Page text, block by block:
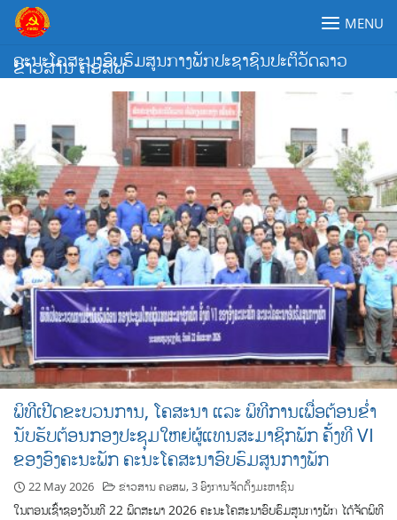
Skip
content
ຄະນະໂຄສະນາອົບຮົມສູນກາງພັກປະຊາຊົນປະຕິວັດລາວ
MENU
ຂ່າວສານ ຄອສພ
ພິທີເປີດຂະບວນການ, ໂຄສະນາ ແລະ ພິທີການເພື່ອຕ້ອນຂໍ່າ
ນັບຮັບຕ້ອນກອງປະຊຸມໃຫຍ່ຜູ້ແທນສະມາຊິກພັກ ຄັັ້ງທີ VI
ຂອງອົງຄະນະພັກ ຄະນະໂຄສະນາອົບຮົມສູນກາງພັກ
22 May 2026 ຂ່າວສານ ຄອສພ,3 ອົງການຈັດຕັ້ງມະຫາຊົນ
ໃນຕອນເຊົ້າຊອງວັນທີ 22 ພຶດສະພາ 2026 ຄະນະໂຄສະນາອົບຮົມສູນກາງພັກ ໄດ້ຈັດພິທີ